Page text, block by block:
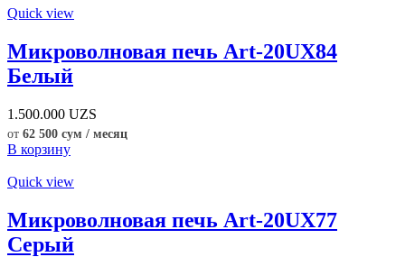
Quick view
Микроволновая печь Art-20UX84
Белый
1.500.000 UZS
от 62 500 сум / месяц
В корзину
Quick view
Микроволновая печь Art-20UX77
Серый